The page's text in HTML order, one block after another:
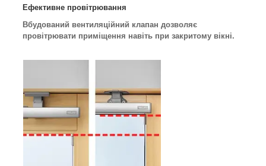
Ефективне провітрювання
Вбудований вентиляційний клапан дозволяє
провітрювати приміщення навіть при закритому вікні.